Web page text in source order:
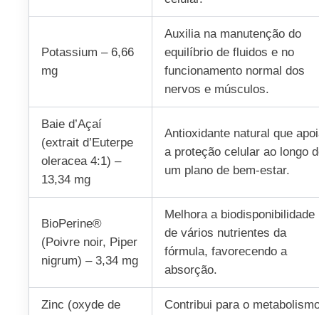
Potassium – 6,66
mg
Auxilia na manutenção do
equilíbrio de fluidos e no
funcionamento normal dos
nervos e músculos.
Baie d’Açaí
(extrait d’Euterpe
oleracea 4:1) –
13,34 mg
Antioxidante natural que
a proteção celular ao longo
um plano de bem-estar.
BioPerine®
(Poivre noir, Piper
nigrum) – 3,34 mg
Melhora a biodisponibilidade
de vários nutrientes da
fórmula, favorecendo a
absorção.
Zinc (oxyde de
Contribui para o